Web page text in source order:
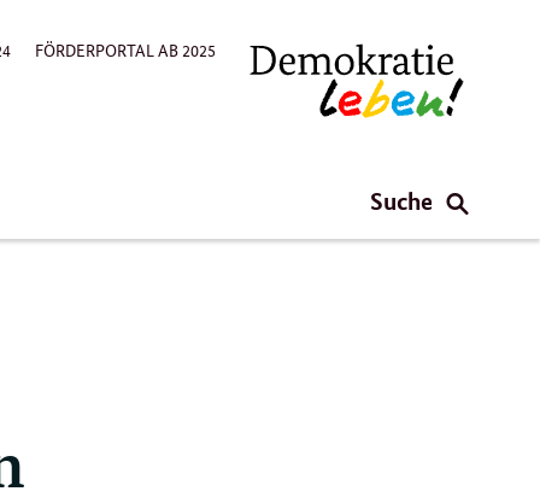
FÖRDERPORTAL AB 2025
Suche